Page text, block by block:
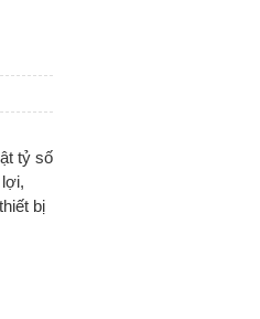
tỷ số
bị